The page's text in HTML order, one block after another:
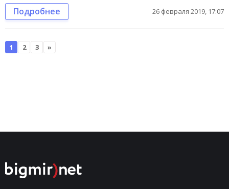
Подробнее 26 февраля 2019, 17:07
1 2 3 »